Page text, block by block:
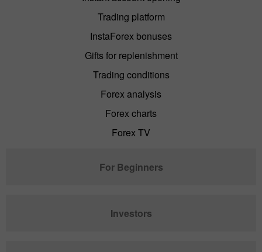
Trading platform
InstaForex bonuses
Gifts for replenishment
Trading conditions
Forex analysis
Forex charts
Forex TV
For Beginners
Investors